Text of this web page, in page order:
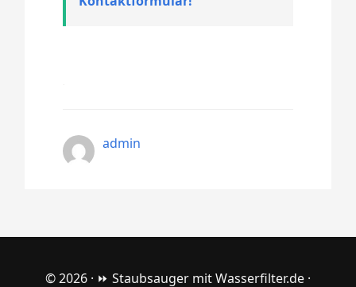
admin
© 2026 · ⏩ Staubsauger mit Wasserfilter.de ·